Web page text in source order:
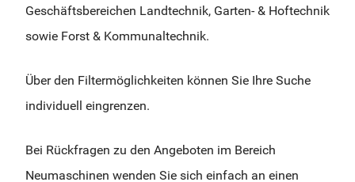
Geschäftsbereichen Landtechnik, Garten- & Hoftechnik
sowie Forst & Kommunaltechnik.
Über den Filtermöglichkeiten können Sie Ihre Suche
individuell eingrenzen.
Bei Rückfragen zu den Angeboten im Bereich
Neumaschinen wenden Sie sich einfach an einen